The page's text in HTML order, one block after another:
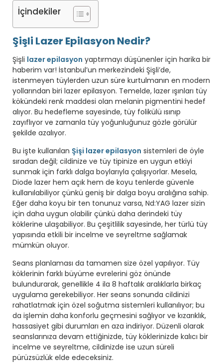
İçindekiler
Şişli Lazer Epilasyon Nedir?
Şişli lazer epilasyon yaptırmayı düşünenler için harika bir
haberim var! İstanbul’un merkezindeki Şişli’de,
istenmeyen tüylerden uzun süre kurtulmanın en modern
yollarından biri lazer epilasyon. Temelde, lazer ışınları tüy
kökündeki renk maddesi olan melanin pigmentini hedef
alıyor. Bu hedefleme sayesinde, tüy folikülü ısınıp
zayıflıyor ve zamanla tüy yoğunluğunuz gözle görülür
şekilde azalıyor.
Bu işte kullanılan Şişi lazer epilasyon sistemleri de öyle
sıradan değil; cildinize ve tüy tipinize en uygun etkiyi
sunmak için farklı dalga boylarıyla çalışıyorlar. Mesela,
Diode lazer hem açık hem de koyu tenlerde güvenle
kullanılabiliyor çünkü geniş bir dalga boyu aralığına sahip.
Eğer daha koyu bir ten tonunuz varsa, Nd:YAG lazer sizin
için daha uygun olabilir çünkü daha derindeki tüy
köklerine ulaşabiliyor. Bu çeşitlilik sayesinde, her türlü tüy
yapısında etkili bir incelme ve seyreltme sağlamak
mümkün oluyor.
Seans planlaması da tamamen size özel yapılıyor. Tüy
köklerinin farklı büyüme evrelerini göz önünde
bulundurarak, genellikle 4 ila 8 haftalık aralıklarla birkaç
uygulama gerekebiliyor. Her seans sonunda cildinizi
rahatlatmak için özel soğutma sistemleri kullanılıyor; bu
da işlemin daha konforlu geçmesini sağlıyor ve kızarıklık,
hassasiyet gibi durumları en aza indiriyor. Düzenli olarak
seanslarınıza devam ettiğinizde, tüy köklerinizde kalıcı bir
incelme ve seyreltme, cildinizde ise uzun süreli
pürüzsüzlük elde edeceksiniz.